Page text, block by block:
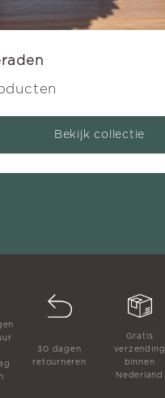
Bekijk collectie
30 dagen
retourneren
Gratis
verzending
binnen
Nederland